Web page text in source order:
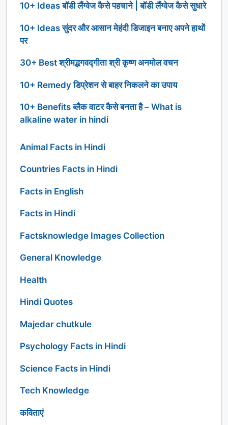
10+ Ideas बॉडी लैंग्वेज कैसे पहचाने | बॉडी लैंग्वेज कैसे सुधारे
10+ Ideas सुंदर और आसान मेहंदी डिजाइन बनाए अपने हाथों
पर
30+ Best श्रीमद्भगवद्गीता श्री कृष्ण अनमोल वचन
10+ Remedy डिप्रेशन से बाहर निकलने का उपाय
10+ Benefits ब्लैक वाटर कैसे बनता है – What is
alkaline water in hindi
Animal Facts in Hindi
Countries Facts in Hindi
Facts in English
Facts in Hindi
Factsknowledge Images Collection
General Knowledge
Health
Hindi Quotes
Majedar chutkule
Psychology Facts in Hindi
Science Facts in Hindi
Tech Knowledge
कविताएं